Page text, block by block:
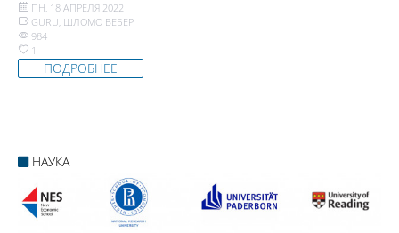
ПН, 18 АПРЕЛЯ 2022
GURU, ШЛОМО ВЕБЕР
984
1
ПОДРОБНЕЕ
НАУКА